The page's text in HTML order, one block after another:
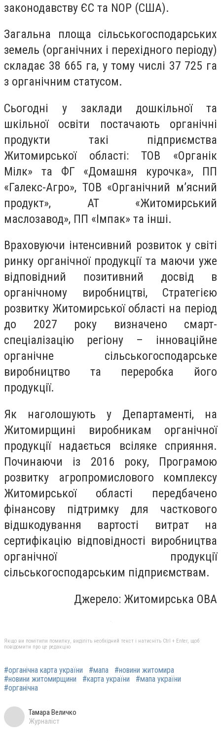
законодавству ЄС та NOP (США).
Загальна площа сільськогосподарських
земель (органічних і перехідного періоду)
складає 38 665 га, у тому числі 37 725 га
з органічним статусом.
Сьогодні у заклади дошкільної та
шкільної освіти постачають органічні
продукти такі підприємства
Житомирської області: ТОВ «Органік
Мілк» та ФГ «Домашня курочка», ПП
«Галекс-Агро», ТОВ «Органічний м’ясний
продукт», АТ «Житомирський
маслозавод», ПП «Імпак» та інші.
Враховуючи інтенсивний розвиток у світі
ринку органічної продукції та маючи уже
відповідний позитивний досвід в
органічному виробництві, Стратегією
розвитку Житомирської області на період
до 2027 року визначено смарт-
спеціалізацію регіону – інноваційне
органічне сільськогосподарське
виробництво та переробка його
продукції.
Як наголошують у Департаменті, на
Житомирщині виробникам органічної
продукції надається всіляке сприяння.
Починаючи із 2016 року, Програмою
розвитку агропромислового комплексу
Житомирської області передбачено
фінансову підтримку для часткового
відшкодування вартості витрат на
сертифікацію відповідності виробництва
органічної продукції
сільськогосподарським підприємствам.
Джерело: Житомирська ОВА
Якщо ви помітили помилку, виділіть необхідний текст і натисніть Ctrl + Enter, щоб
повідомити про це редакцію
#органічна карта україни #мапа
#новини житомира
#новини житомирщини
#карта україни
#мапа україни
#органічна
Тамара Величко
Журналіст